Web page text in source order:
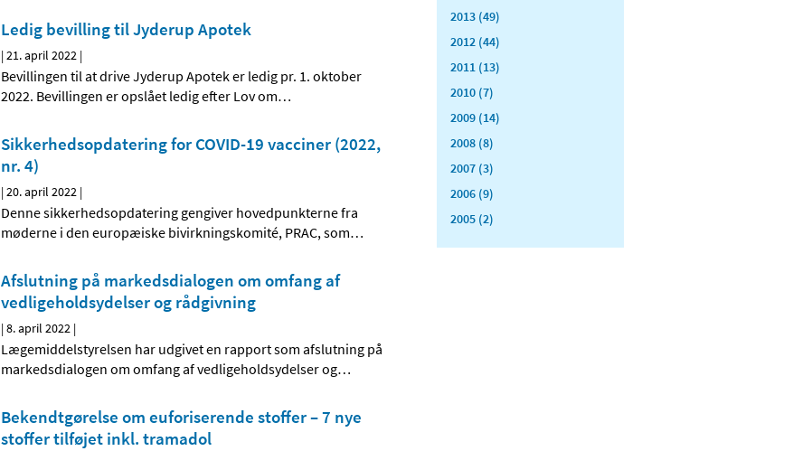
Ledig bevilling til Jyderup Apotek
|21. april 2022 |
Bevillingen til at drive Jyderup Apotek er ledig pr. 1. oktober
2022. Bevillingen er opslået ledig efter Lov om…
Sikkerhedsopdatering for COVID-19 vacciner (2022,
nr. 4)
|20. april 2022 |
Denne sikkerhedsopdatering gengiver hovedpunkterne fra
møderne i den europæiske bivirkningskomité, PRAC, som…
Afslutning på markedsdialogen om omfang af
vedligeholdsydelser og rådgivning
|8. april 2022 |
Lægemiddelstyrelsen har udgivet en rapport som afslutning på
markedsdialogen om omfang af vedligeholdsydelser og…
Bekendtgørelse om euforiserende stoffer – 7 nye
stoffer tilføjet inkl. tramadol
2013 (49)
2012 (44)
2011 (13)
2010 (7)
2009 (14)
2008 (8)
2007 (3)
2006 (9)
2005 (2)